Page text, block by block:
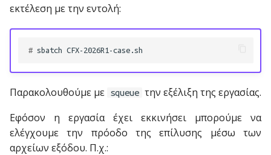
εκτέλεση με την εντολή:
# sbatch
Παρακολουθούμε με squeue την εξέλιξη της εργασίας.
Eφόσον η εργασία έχει εκκινήσει μπορούμε να
ελέγχουμε την πρόοδο της επίλυσης μέσω των
αρχείων εξόδου. Π.χ.: